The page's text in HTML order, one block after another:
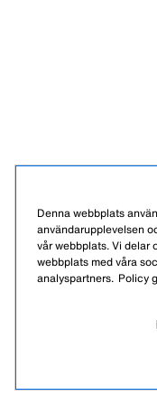
Denna webbplats
användarupplevelsen
vår webbplats. Vi delar
webbplats med våra
analyspartners. Policy